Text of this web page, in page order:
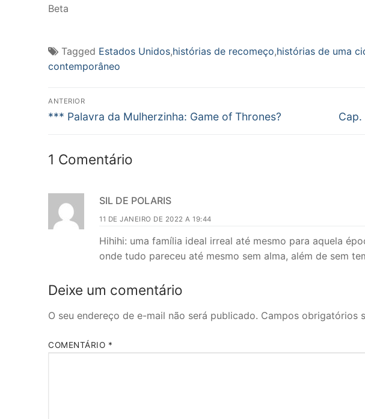
Beta
Tagged Estados Unidos,histórias de recomeço,histórias de uma
contemporâneo
Navegação
de
ANTERIOR
Post
*** Palavra da Mulherzinha: Game of Thrones? Cap.
1 Comentário
SIL DE POLARIS
11 DE JANEIRO DE 2022 A 19:44
Hihihi: uma família ideal irreal até mesmo para aquela
onde tudo pareceu até mesmo sem alma, além de sem
Deixe um comentário
O seu endereço de e-mail não será publicado. Campos obrigatórios
COMENTÁRIO *